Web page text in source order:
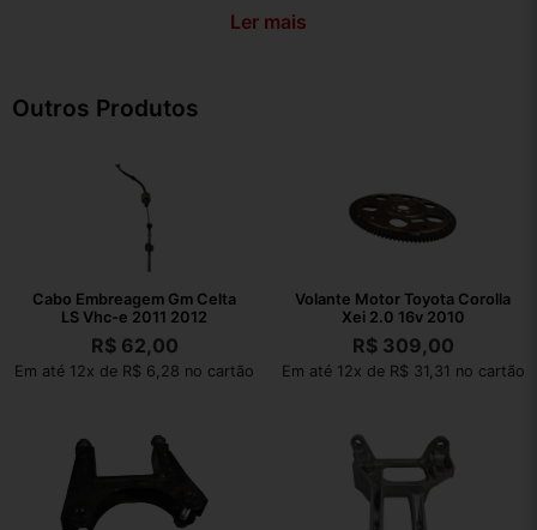
Ler mais
Outros Produtos
Cabo Embreagem Gm Celta
LS Vhc-e 2011 2012
R$62,00
Em até 12x de R$ 6,28 no cartão
Volante Motor Toyota Corolla
Xei 2.0 16v 2010
R$309,00
Em até 12x de R$ 31,31 no cartão